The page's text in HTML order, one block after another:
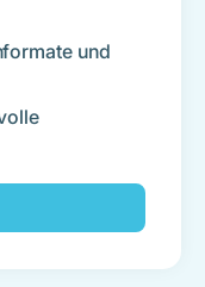
und